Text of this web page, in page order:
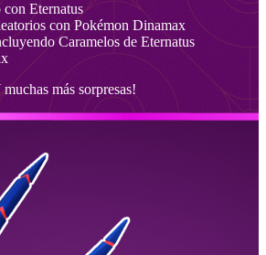
Eternatus
con Pokémon Dinamax
Caramelos de Eternatus
muchas más sorpresas!